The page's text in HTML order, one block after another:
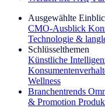
Ausgewählte
CMO‑Ausblick
Technologie &
Schlüsselthemen
Künstliche
Wellness
Branchentrends
& Promotion